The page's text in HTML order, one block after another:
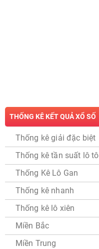
THỐNG KÊ KẾT QUẢ XỔ SỐ
Thống kê giải đặc biệt
Thống kê tần suất lô tô
Thống Kê Lô Gan
Thống kê nhanh
Thống kê lô xiên
Miền Bắc
Miền Trung